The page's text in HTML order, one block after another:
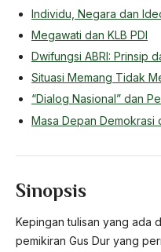
Individu, Negara dan
Megawati dan KLB PDI
Dwifungsi ABRI: Prinsip
Situasi Memang Tidak
“Dialog Nasional” dan
Masa Depan Demokrasi
Sinopsis
Kepingan tulisan yang ada
pemikiran Gus Dur yang